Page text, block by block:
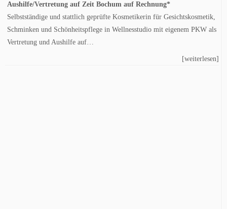
Aushilfe/Vertretung auf Zeit Bochum auf Rechnung*
Selbstständige und stattlich geprüfte Kosmetikerin für Gesichtskosmetik,
Schminken und Schönheitspflege in Wellnesstudio mit eigenem PKW als
Vertretung und Aushilfe auf…
[weiterlesen]